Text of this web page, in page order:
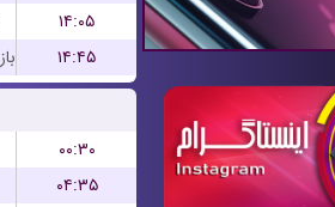
۱۴:۰۵
۱۴:۴۵
۰۰:۳۰
۰۴:۳۵